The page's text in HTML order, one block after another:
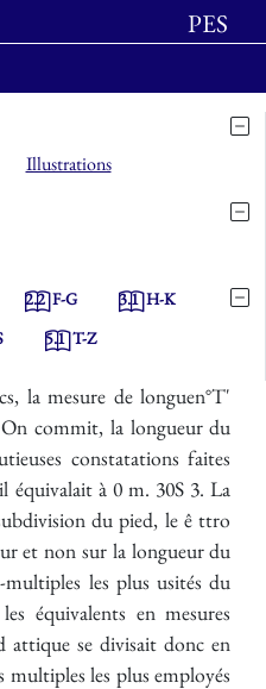
PES
Illustrations
2.2F-G 3.1H-K
5.1T-Z
la mesure de longuen°T'
commit, la longueur du
constatations faites
équivalait à 0 m. 30S 3. La
du pied, le ê ttro
et non sur la longueur du
les plus usités du
équivalents en mesures
attique se divisait donc en
multiples les plus employés